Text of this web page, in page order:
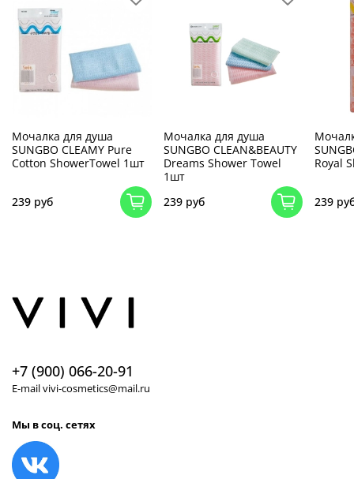
Мочалка для душа
SUNGBO CLEAMY Pure
Cotton ShowerTowel 1шт
239 руб
Мочалка для душа
SUNGBO CLEAN&BEAUTY
Dreams Shower Towel
1шт
239 руб
Royal
239
+7 (900) 066-20-91
E-mail vivi-cosmetics@mail.ru
Мы в соц. сетях